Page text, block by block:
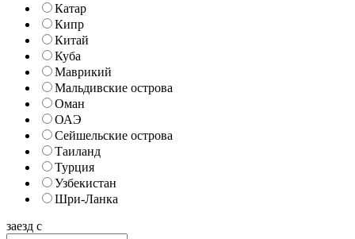
Катар
Кипр
Китай
Куба
Маврикий
Мальдивские острова
Оман
ОАЭ
Сейшельские острова
Таиланд
Турция
Узбекистан
Шри-Ланка
заезд с